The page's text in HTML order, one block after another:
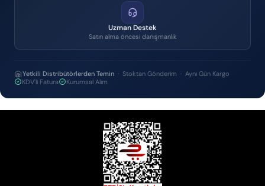
Uzman Destek
Satın alma öncesi danışmanlık
Yetkili Distribütörlerden Temin · Stoktan Gönderim · Aynı Gün Kargo
KDV'li Fatura
Kurumsal Alım